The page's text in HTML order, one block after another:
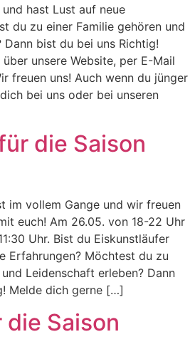
hast Lust auf neue
du zu einer Familie gehören und
Dann bist du bei uns Richtig!
unsere Website, per E-Mail
freuen uns! Auch wenn du jünger
bei uns oder bei unseren
die Saison
im vollem Gange und wir freuen
euch! Am 26.05. von 18-22 Uhr
Uhr. Bist du Eiskunstläufer
Erfahrungen? Möchtest du zu
Leidenschaft erleben? Dann
Melde dich gerne […]
Saison